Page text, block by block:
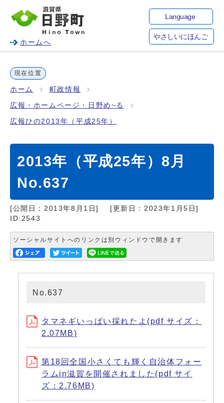
ホームへ
Language
やさしいにほんご
現在位置
ホーム 町政情報
広報・ホームページ・日野め~る
広報ひの2013年（平成25年）
2013年（平成25年）8月
No.637
[公開日： 2013年8月1日] [更新日： 2023年1月5日]
ID:2543
ソーシャルサイトへのリンクは別ウィンドウで開きます
No.637
タマネギいっぱい採れたよ(pdf サイズ：
2.07MB)
第18回全国小さくても輝く自治体フォー
ラムin滋賀を開催されました(pdf サイ
ズ：2.76MB)